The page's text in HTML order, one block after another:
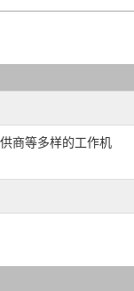
商等多样的工作机